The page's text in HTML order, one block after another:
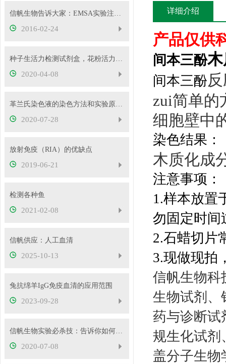
信帆生物告诉大家：EMSA实验注意事项及常见问题分析
2016-02-24
种子生活力检测试剂盒，花粉活力检测试剂盒供应
2020-04-08
革兰氏染色液的染色方法和实验原理您清楚多少？
2020-07-28
放射免疫（RIA）的优缺点
2019-06-21
检测各种鱼
2021-02-08
信帆供应：人工血清
2025-10-13
兔抗绵羊IgG免疫血清的应用范围
2023-09-28
信帆生物实验必杀技：告诉你如何消除系统误差
2020-07-08
详细介绍
产品仅供
间本三酚
间本三酚
zui简单的
细胞壁中
染色结果：
木质化成
注意事项：
1.样本放置
勿固定时间
2.石蜡切片
3.现做现拍
信帆生物科
生物试剂、
药与诊断试
规生化试剂
盖分子生物